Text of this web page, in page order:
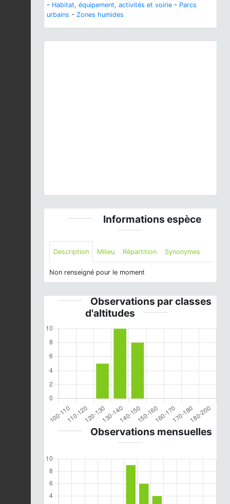
- Habitat, équipement, activités et voirie - Parcs
urbains - Zones humides
Informations espèce
Description Milieu Répartition Synonymes
Non renseigné pour le moment
Observations par classes
d'altitudes
Observations mensuelles